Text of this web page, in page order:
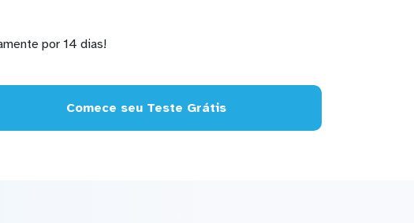
por 14 dias!
Comece seu Teste Grátis